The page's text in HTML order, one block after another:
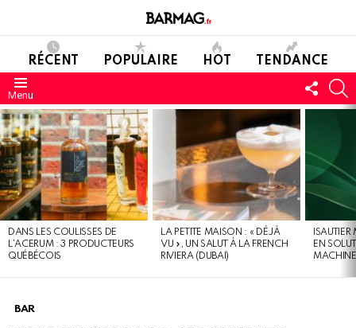
RÉCENT POPULAIRE HOT TENDANCE
Menu
NOUS
DERNIERS
MESSAGES
DANS LES COULISSES DE
L’ACERUM : 3 PRODUCTEURS
QUÉBÉCOIS
LA PETITE MAISON : « DÉJÀ
VU », UN SALUT À LA FRENCH
RIVIERA (DUBAI)
EN
MACHINE
BAR